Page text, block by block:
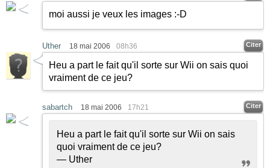
moi aussi je veux les images :-D
Uther 18 mai 2006 08h36 Citer
Heu a part le fait qu'il sorte sur Wii on sais quoi
vraiment de ce jeu?
sabartch 18 mai 2006 17h21 Citer
Heu a part le fait qu'il sorte sur Wii on sais
quoi vraiment de ce jeu?
— Uther